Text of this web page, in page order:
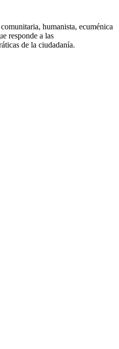
humanista, ecuménica
responde a las
de la ciudadanía.